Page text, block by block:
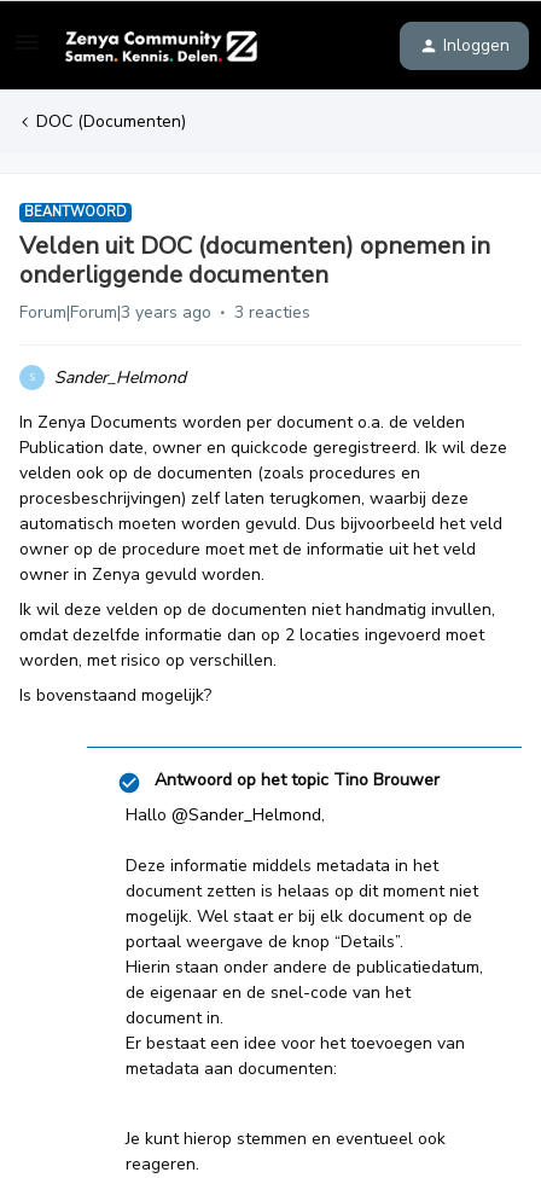
Inloggen
DOC (Documenten)
BEANTWOORD
Velden uit DOC (documenten) opnemen in
onderliggende documenten
Forum|Forum|3 years ago 3 reacties
S
Sander_Helmond
In Zenya Documents worden per document o.a. de velden
Publication date, owner en quickcode geregistreerd. Ik wil deze
velden ook op de documenten (zoals procedures en
procesbeschrijvingen) zelf laten terugkomen, waarbij deze
automatisch moeten worden gevuld. Dus bijvoorbeeld het veld
owner op de procedure moet met de informatie uit het veld
owner in Zenya gevuld worden.
Ik wil deze velden op de documenten niet handmatig invullen,
omdat dezelfde informatie dan op 2 locaties ingevoerd moet
worden, met risico op verschillen.
Is bovenstaand mogelijk?
Antwoord op het topic Tino Brouwer
Hallo @Sander_Helmond,
Deze informatie middels metadata in het
document zetten is helaas op dit moment niet
mogelijk. Wel staat er bij elk document op de
portaal weergave de knop “Details”.
Hierin staan onder andere de publicatiedatum,
de eigenaar en de snel-code van het
document in.
Er bestaat een idee voor het toevoegen van
metadata aan documenten:
Je kunt hierop stemmen en eventueel ook
reageren.